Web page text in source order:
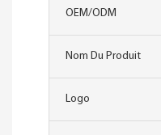
OEM/ODM
Nom Du Produit
Logo